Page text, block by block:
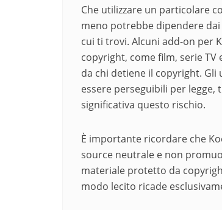
Che utilizzare un particolare
meno potrebbe dipendere
cui ti trovi. Alcuni add-on per
copyright, come film, serie
da chi detiene il copyright.
essere perseguibili per legge,
significativa questo rischio.
È importante ricordare che
source neutrale e non
materiale protetto da
modo lecito ricade